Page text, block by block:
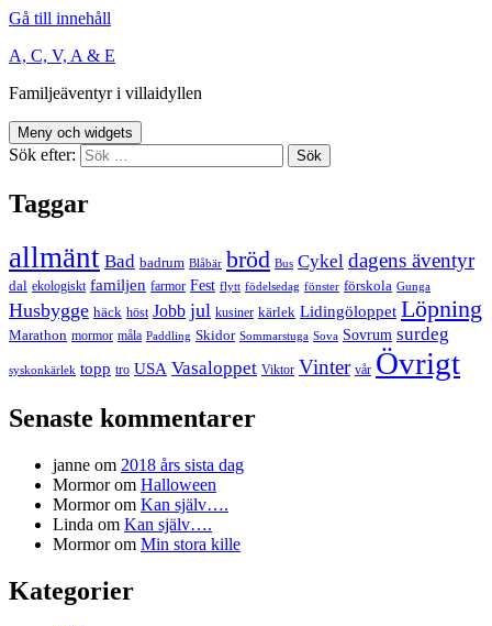
Gå till innehåll
A, C, V, A & E
Familjeäventyr i villaidyllen
Meny och widgets
Sök efter:
Taggar
allmänt Bad badrum Blåbär bröd Bus Cykel dagens äventyr
dal ekologiskt familjen farmor Fest flytt födelsedag fönster förskola Gunga
Husbygge häck höst Jobb jul kusiner kärlek Lidingöloppet Löpning
Marathon mormor måla Paddling Skidor Sommarstuga Sova Sovrum surdeg
syskonkärlek topp tro USA Vasaloppet Viktor Vinter vår Övrigt
Senaste kommentarer
janne om 2018 års sista dag
Mormorom Halloween
Mormorom Kan själv….
Linda om Kan själv….
Mormorom Min stora kille
Kategorier